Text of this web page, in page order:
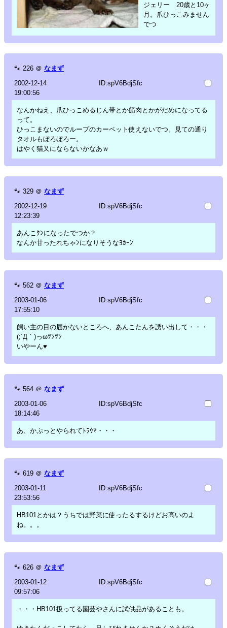
ジェリー 20歳と10ヶ
月。爪ひっこみません
でつ
🐾 226 ＠ なまず
2002-12-14
19:00:56
ID:spV6BdjSfc
なんかねえ、爪ひっこめるじん帯とか筋肉とかがだめになってる
って。
ひっこまないのでループのカーペット使えないでつ。見ての通り
タオルもぼろぼろー。
はやく猫又にならないかなあｗ
🐾 329 ＠ なまず
2002-12-19
12:23:39
ID:spV6BdjSfc
あんこｸﾝになったでつか？
なんか甘ったれちゃﾝになりそうなﾖｶｰﾝ
🐾 562 ＠ なまず
2003-01-06
17:55:10
ID:spV6BdjSfc
飼い主の目の届かないところへ、あんこたんを誘い出して・・・
(;´Д｀)っωﾂﾝﾂﾝ
いやーん♥
🐾 564 ＠ なまず
2003-01-06
18:14:46
ID:spV6BdjSfc
あ、かぷっとやられてﾄﾗｳﾏ・・・
🐾 619 ＠ なまず
2003-01-11
23:53:56
ID:spV6BdjSfc
HB101とかは？うちでは野菜に使ったるするけどお高いのよ
ね。。。
🐾 626 ＠ なまず
2003-01-12
09:57:06
ID:spV6BdjSfc
・・・HB101扱ってる園芸やさんに試供品があることも。